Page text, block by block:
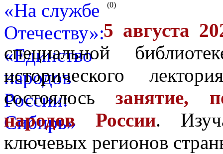
(0)
5 августа
специальной
исторического
состоялосьзанятие,
народов России.
ключевых регионов